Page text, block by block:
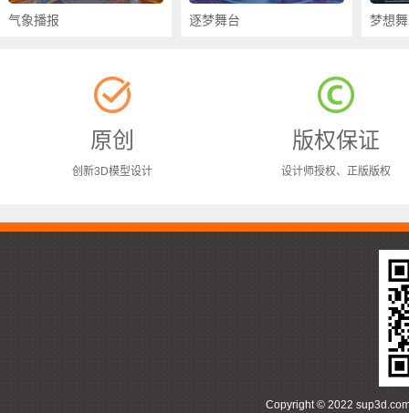
气象播报 逐梦舞台 梦想
原创
创新3D模型设计
版权保证
设计师授权、正版版权
Copyright © 2022